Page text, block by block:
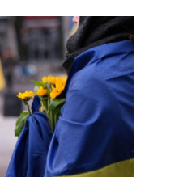
Read
article
"Stopp
diskriminerende
lovforslag
mot
skeive
Ukraina"